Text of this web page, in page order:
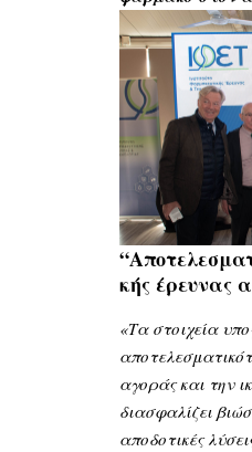
κής έρευνας
«Τα στοιχεία
αγοράς και την
διασφαλίζει
αποδοτικές